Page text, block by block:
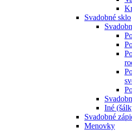
Svadobné sklo
Iné
Svadobné
Menovky